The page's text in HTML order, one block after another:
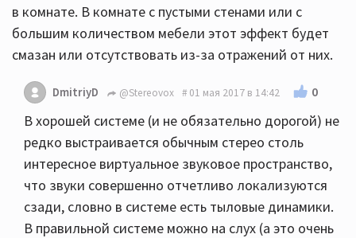
в комнате. В комнате с пустыми стенами или с
большим количеством мебели этот эффект будет
смазан или отсутствовать из-за отражений от них.
DmitriyD @Stereovox 01 мая 2017 в 14:42 0
В хорошей системе (и не обязательно дорогой) не
редко выстраивается обычным стерео столь
интересное виртуальное звуковое пространство,
что звуки совершенно отчетливо локализуются
сзади, словно в системе есть тыловые динамики.
В правильной системе можно на слух (а это очень